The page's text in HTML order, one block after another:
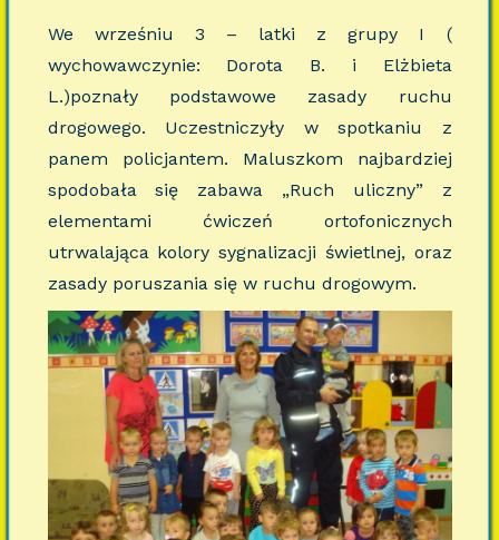
We wrześniu 3 – latki z grupy I (
wychowawczynie: Dorota B. i Elżbieta
L.)poznały podstawowe zasady ruchu
drogowego. Uczestniczyły w spotkaniu z
panem policjantem. Maluszkom najbardziej
spodobała się zabawa „Ruch uliczny” z
elementami ćwiczeń ortofonicznych
utrwalająca kolory sygnalizacji świetlnej, oraz
zasady poruszania się w ruchu drogowym.